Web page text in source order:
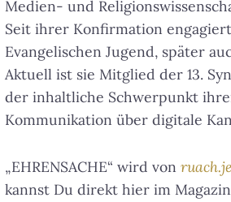
Medien- und
Seit ihrer Konfirmation
Evangelischen Jugend, später
Aktuell ist sie Mitglied der 13.
der inhaltliche Schwerpunkt
Kommunikation über digitale
„EHRENSACHE“ wird von
kannst Du direkt hier im